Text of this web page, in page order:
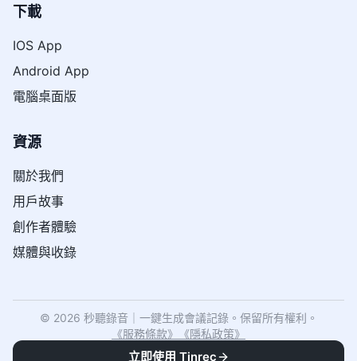
下載
IOS App
Android App
電腦桌面版
資源
關於我們
用戶故事
創作者體驗
媒體與收錄
© 2026 秒聽錄音｜一鍵生成會議記錄。保留所有權利。
《服務條款》 《隱私政策》
立即使用 Tinrec